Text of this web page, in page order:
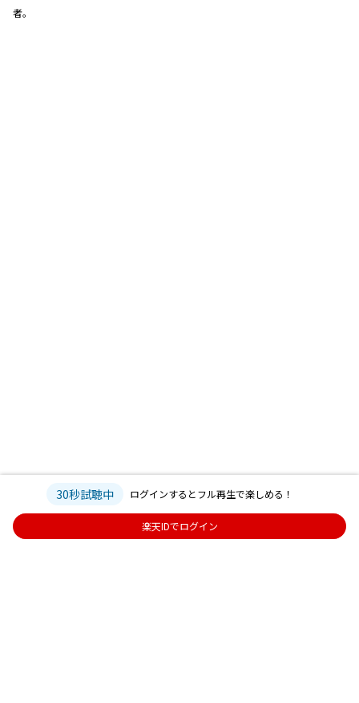
者。
30秒試聴中 ログインするとフル再生で楽しめる！
楽天IDでログイン